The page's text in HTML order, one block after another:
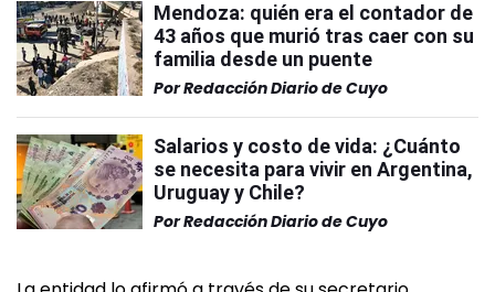
Mendoza: quién era el contador de
43 años que murió tras caer con su
familia desde un puente
PorRedacción Diario de Cuyo
Salarios y costo de vida: ¿Cuánto
se necesita para vivir en Argentina,
Uruguay y Chile?
PorRedacción Diario de Cuyo